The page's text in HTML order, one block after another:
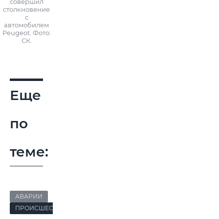
столкновение
с
автомобилем
Peugeot. Фото:
СК.
Еще
по
теме:
АВАРИИ
ПРОИСШЕСТВИЯ